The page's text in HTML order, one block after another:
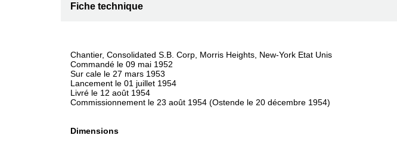
Fiche technique
Chantier, Consolidated S.B. Corp, Morris Heights, New-York Etat Unis
Commandé le 09 mai 1952
Sur cale le 27 mars 1953
Lancement le 01 juillet 1954
Livré le 12 août 1954
Commissionnement le 23 août 1954 (Ostende le 20 décembre 1954)
Dimensions